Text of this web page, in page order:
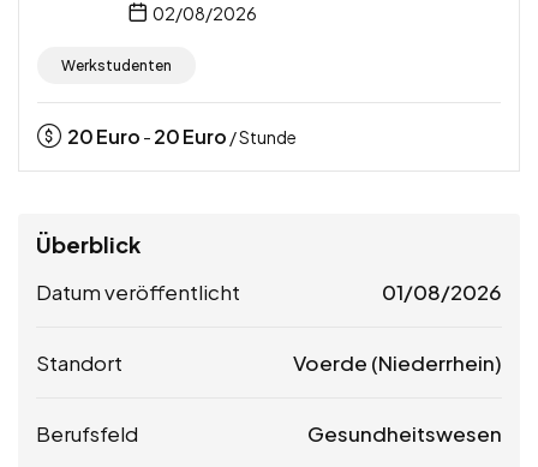
02/08/2026
Werkstudenten
20Euro - 20Euro / Stunde
Überblick
Datum veröffentlicht 01/08/2026
Standort Voerde (Niederrhein)
Berufsfeld Gesundheitswesen